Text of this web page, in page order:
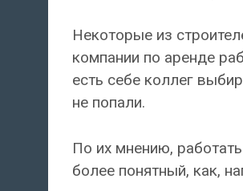
Некоторые из
компании по аренде
есть себе коллег
не попали.
По их мнению,
более понятный, как,